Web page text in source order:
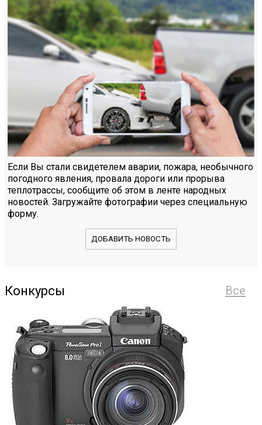
Если Вы стали свидетелем аварии, пожара, необычного
погодного явления, провала дороги или прорыва
теплотрассы, сообщите об этом в ленте народных
новостей. Загружайте фотографии через специальную
форму.
ДОБАВИТЬ НОВОСТЬ
Все
Конкурсы